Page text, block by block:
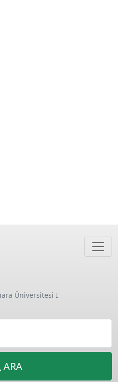
Üniversitesi I
ARA